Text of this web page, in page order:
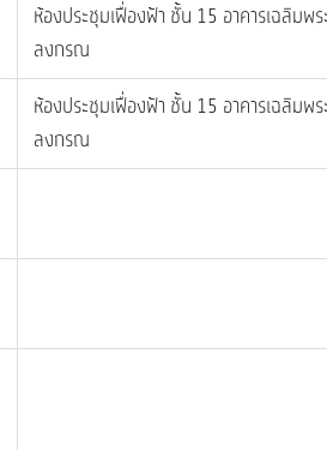
ห้องประชุมเฟื่องฟ้า ชั้น 15 อาคารเฉลิมพ
ลงกรณ
ห้องประชุมเฟื่องฟ้า ชั้น 15 อาคารเฉลิมพ
ลงกรณ